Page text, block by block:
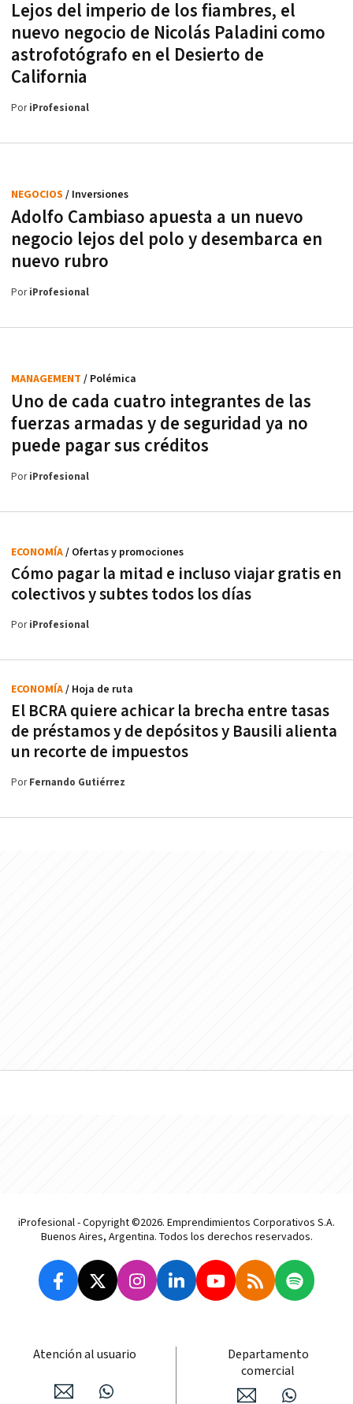
Lejos del imperio de los fiambres, el
nuevo negocio de Nicolás Paladini como
astrofotógrafo en el Desierto de
California
PoriProfesional
Adolfo Cambiaso apuesta a un nuevo
negocio lejos del polo y desembarca en
nuevo rubro
NEGOCIOS / Inversiones
PoriProfesional
Uno de cada cuatro integrantes de las
fuerzas armadas y de seguridad ya no
puede pagar sus créditos
MANAGEMENT / Polémica
PoriProfesional
Cómo pagar la mitad e incluso viajar gratis en
colectivos y subtes todos los días
ECONOMÍA/ Ofertas y promociones
PoriProfesional
El BCRA quiere achicar la brecha entre tasas
de préstamos y de depósitos y Bausili alienta
un recorte de impuestos
ECONOMÍA/ Hoja de ruta
PorFernando Gutiérrez
iProfesional - Copyright ©2026. Emprendimientos Corporativos S.A.
Buenos Aires, Argentina. Todos los derechos reservados.
Atención al usuario
Departamento
comercial